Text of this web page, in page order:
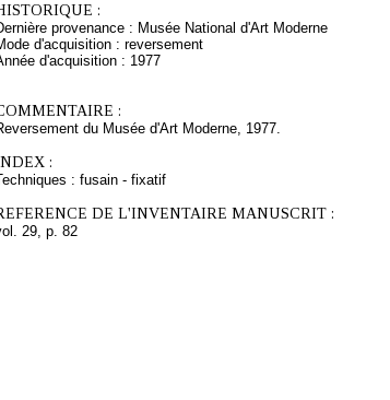
:
provenance : Musée National d'Art Moderne
d'acquisition : reversement
d'acquisition : 1977
:
du Musée d'Art Moderne, 1977.
:
: fusain - fixatif
DE L'INVENTAIRE MANUSCRIT :
29, p. 82